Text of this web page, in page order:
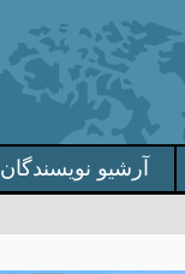
آرشیو نویسندگان